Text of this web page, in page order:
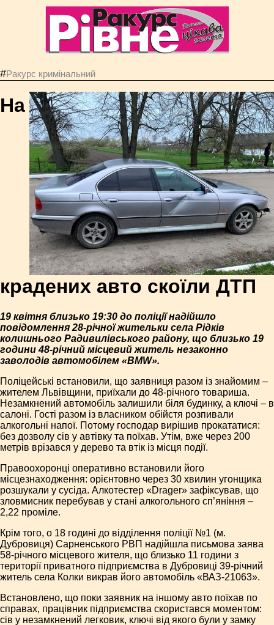
#Ракурс кримінальний
На
крадених авто скоїли ДТП
19 квітня близько 19:30 до поліції надійшло
повідомлення 28-річної жительки села Рідків
колишнього Радивилівського району, що близько 19
години 48-річний місцевий житель незаконно
заволодів автомобілем «BMW».
Поліцейські встановили, що заявниця разом із знайомим –
жителем Львівщини, приїхали до 48-річного товариша.
Незамкнений автомобіль залишили біля будинку, а ключі – в
салоні. Гості разом із власником обійстя розпивали
алкогольні напої. Потому господар вирішив прокататися:
без дозволу сів у автівку та поїхав. Утім, вже через 200
метрів врізався у дерево та втік із місця події.
Правоохоронці оперативно встановили його
місцезнаходження: орієнтовно через 30 хвилин угонщика
розшукали у сусіда. Алкотестер «Drager» зафіксував, що
зловмисник перебував у стані алкогольного сп’яніння –
2,22 проміле.
Крім того, о 18 годині до відділення поліції №1 (м.
Дубровиця) Сарненського РВП надійшла письмова заява
58-річного місцевого жителя, що близько 11 години з
території приватного підприємства в Дубровиці 39-річний
житель села Колки викрав його автомобіль «ВАЗ-21063».
Встановлено, що поки заявник на іншому авто поїхав по
справах, працівник підприємства скористався моментом:
сів у незамкнений легковик, ключі від якого були у замку